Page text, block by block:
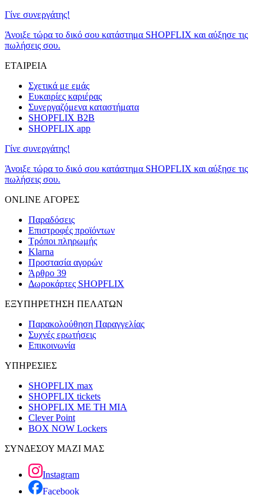
Γίνε συνεργάτης!
Άνοιξε τώρα το δικό σου κατάστημα SHOPFLIX και αύξησε τις
πωλήσεις σου.
ΕΤΑΙΡΕΙΑ
Σχετικά με εμάς
Ευκαιρίες καριέρας
Συνεργαζόμενα καταστήματα
SHOPFLIX B2B
SHOPFLIX app
Γίνε συνεργάτης!
Άνοιξε τώρα το δικό σου κατάστημα SHOPFLIX και αύξησε τις
πωλήσεις σου.
ONLINE ΑΓΟΡΕΣ
Παραδόσεις
Επιστροφές προϊόντων
Τρόποι πληρωμής
Klarna
Προστασία αγορών
Άρθρο 39
Δωροκάρτες SHOPFLIX
ΕΞΥΠΗΡΕΤΗΣΗ ΠΕΛΑΤΩΝ
Παρακολούθηση Παραγγελίας
Συχνές ερωτήσεις
Επικοινωνία
ΥΠΗΡΕΣΙΕΣ
SHOPFLIX max
SHOPFLIX tickets
SHOPFLIX ΜΕ ΤΗ ΜΙΑ
Clever Point
BOX NOW Lockers
ΣΥΝΔΕΣΟΥ ΜΑΖΙ ΜΑΣ
Instagram
Facebook